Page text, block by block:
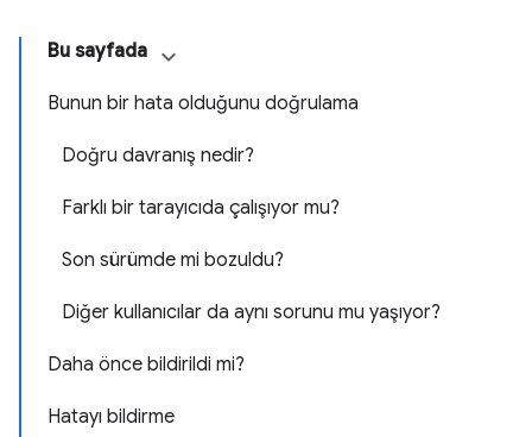
Bu sayfada
Bunun bir hata olduğunu doğrulama
Doğru davranış nedir?
Farklı bir tarayıcıda çalışıyor mu?
Son sürümde mi bozuldu?
Diğer kullanıcılar da aynı sorunu mu yaşıyor?
Daha önce bildirildi mi?
Hatayı bildirme